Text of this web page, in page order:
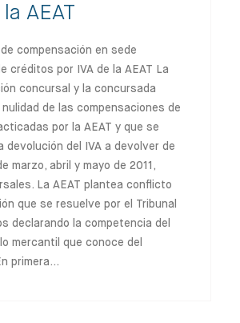
la AEAT
compensación en sede
créditos por IVA de la AEAT La
concursal y la concursada
de las compensaciones de
por la AEAT y que se
devolución del IVA a devolver de
marzo, abril y mayo de 2011,
La AEAT plantea conflicto
que se resuelve por el Tribunal
declarando la competencia del
mercantil que conoce del
primera…